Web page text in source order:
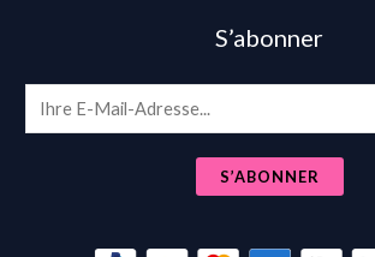
S’abonner
m
S’ABONNER